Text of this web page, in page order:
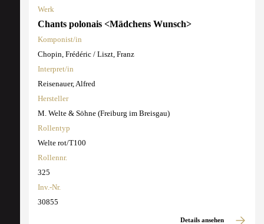
Werk
Chants polonais <Mädchens Wunsch>
Komponist/in
Chopin, Frédéric / Liszt, Franz
Interpret/in
Reisenauer, Alfred
Hersteller
M. Welte & Söhne (Freiburg im Breisgau)
Rollentyp
Welte rot/T100
Rollennr.
325
Inv.-Nr.
30855
Details ansehen